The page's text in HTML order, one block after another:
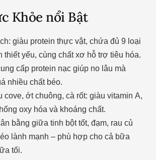
Khỏe nổi Bật
giàu protein thực vật, chứa đủ 9 loại
thiết yếu, cùng chất xơ hỗ trợ tiêu hóa.
cấp protein nạc giúp no lâu mà
nhiều chất béo.
cove, ớt chuông, cà rốt: giàu vitamin A,
oxy hóa và khoáng chất.
bằng giữa tinh bột tốt, đạm, rau củ
lành mạnh – phù hợp cho cả bữa
tối.